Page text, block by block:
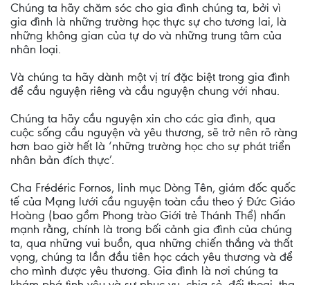
Chúng ta hãy chăm sóc cho gia đình chúng ta, bởi vì
gia đình là những trường học thực sự cho tương lai, là
những không gian của tự do và những trung tâm của
nhân loại.
Và chúng ta hãy dành một vị trí đặc biệt trong gia đình
để cầu nguyện riêng và cầu nguyện chung với nhau.
Chúng ta hãy cầu nguyện xin cho các gia đình, qua
cuộc sống cầu nguyện và yêu thương, sẽ trở nên rõ ràng
hơn bao giờ hết là ‘những trường học cho sự phát triển
nhân bản đích thực’.
Cha Frédéric Fornos, linh mục Dòng Tên, giám đốc quốc
tế của Mạng lưới cầu nguyện toàn cầu theo ý Đức Giáo
Hoàng (bao gồm Phong trào Giới trẻ Thánh Thể) nhấn
mạnh rằng, chính là trong bối cảnh gia đình của chúng
ta, qua những vui buồn, qua những chiến thắng và thất
vọng, chúng ta lần đầu tiên học cách yêu thương và để
cho mình được yêu thương. Gia đình là nơi chúng ta